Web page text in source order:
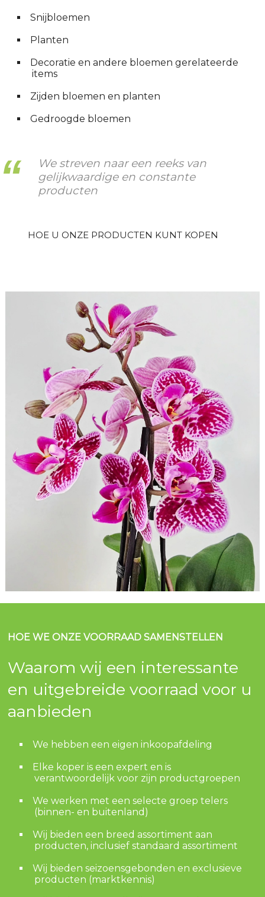
Snijbloemen
Planten
Decoratie en andere bloemen gerelateerde
items
Zijden bloemen en planten
Gedroogde bloemen
We streven naar een reeks van
gelijkwaardige en constante
producten
HOE U ONZE PRODUCTEN KUNT KOPEN
HOE WE ONZE VOORRAAD SAMENSTELLEN
Waarom wij een interessante
en uitgebreide voorraad voor u
aanbieden
We hebben een eigen inkoopafdeling
Elke koper is een expert en is
verantwoordelijk voor zijn productgroepen
We werken met een selecte groep telers
(binnen- en buitenland)
Wij bieden een breed assortiment aan
producten, inclusief standaard assortiment
Wij bieden seizoensgebonden en exclusieve
producten (marktkennis)